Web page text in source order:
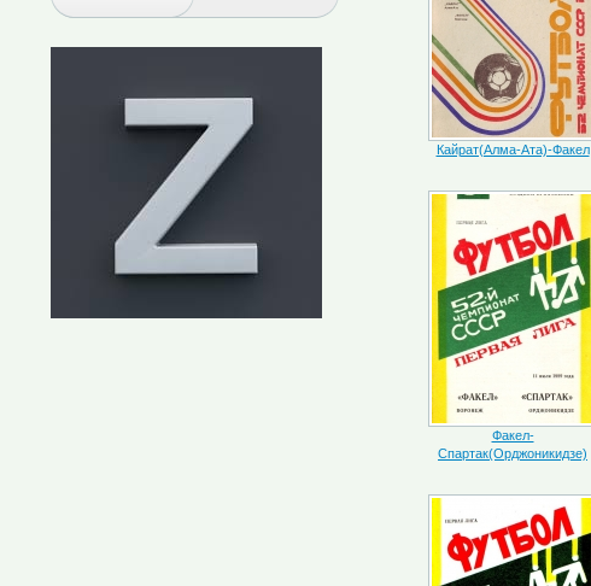
Кайрат(Алма-Ата)-Факел
Факел-
Спартак(Орджоникидзе)